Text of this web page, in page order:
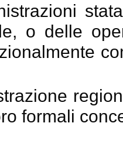
o delle
formali